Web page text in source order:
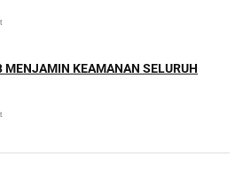
MENJAMIN KEAMANAN SELURUH